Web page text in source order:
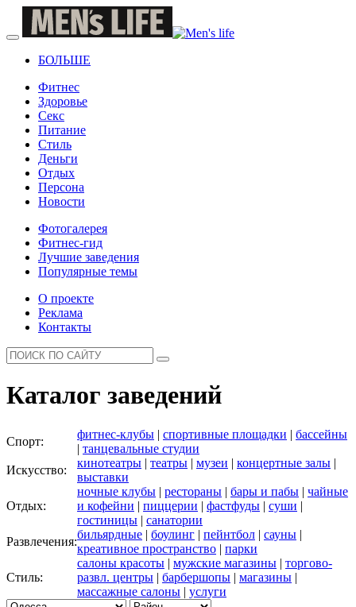
БОЛЬШЕ
Фитнес
Здоровье
Секс
Питание
Стиль
Деньги
Отдых
Персона
Новости
Фотогалерея
Фитнес-гид
Лучшие заведения
Популярные темы
О проекте
Реклама
Контакты
Каталог заведений
Спорт:
фитнес-клубы | спортивные площадки | бассейны
| танцевальные студии
Искусство:
кинотеатры | театры | музеи | концертные залы |
выставки
Отдых:
ночные клубы | рестораны | бары и пабы | чайные
и кофейни | пиццерии | фастфуды | суши |
гостиницы | санатории
Развлечения:
бильярдные | боулинг | пейнтбол | сауны |
креативное пространство | парки
Стиль:
салоны красоты | мужские магазины | торгово-
развл. центры | барбершопы | магазины |
массажные салоны | услуги